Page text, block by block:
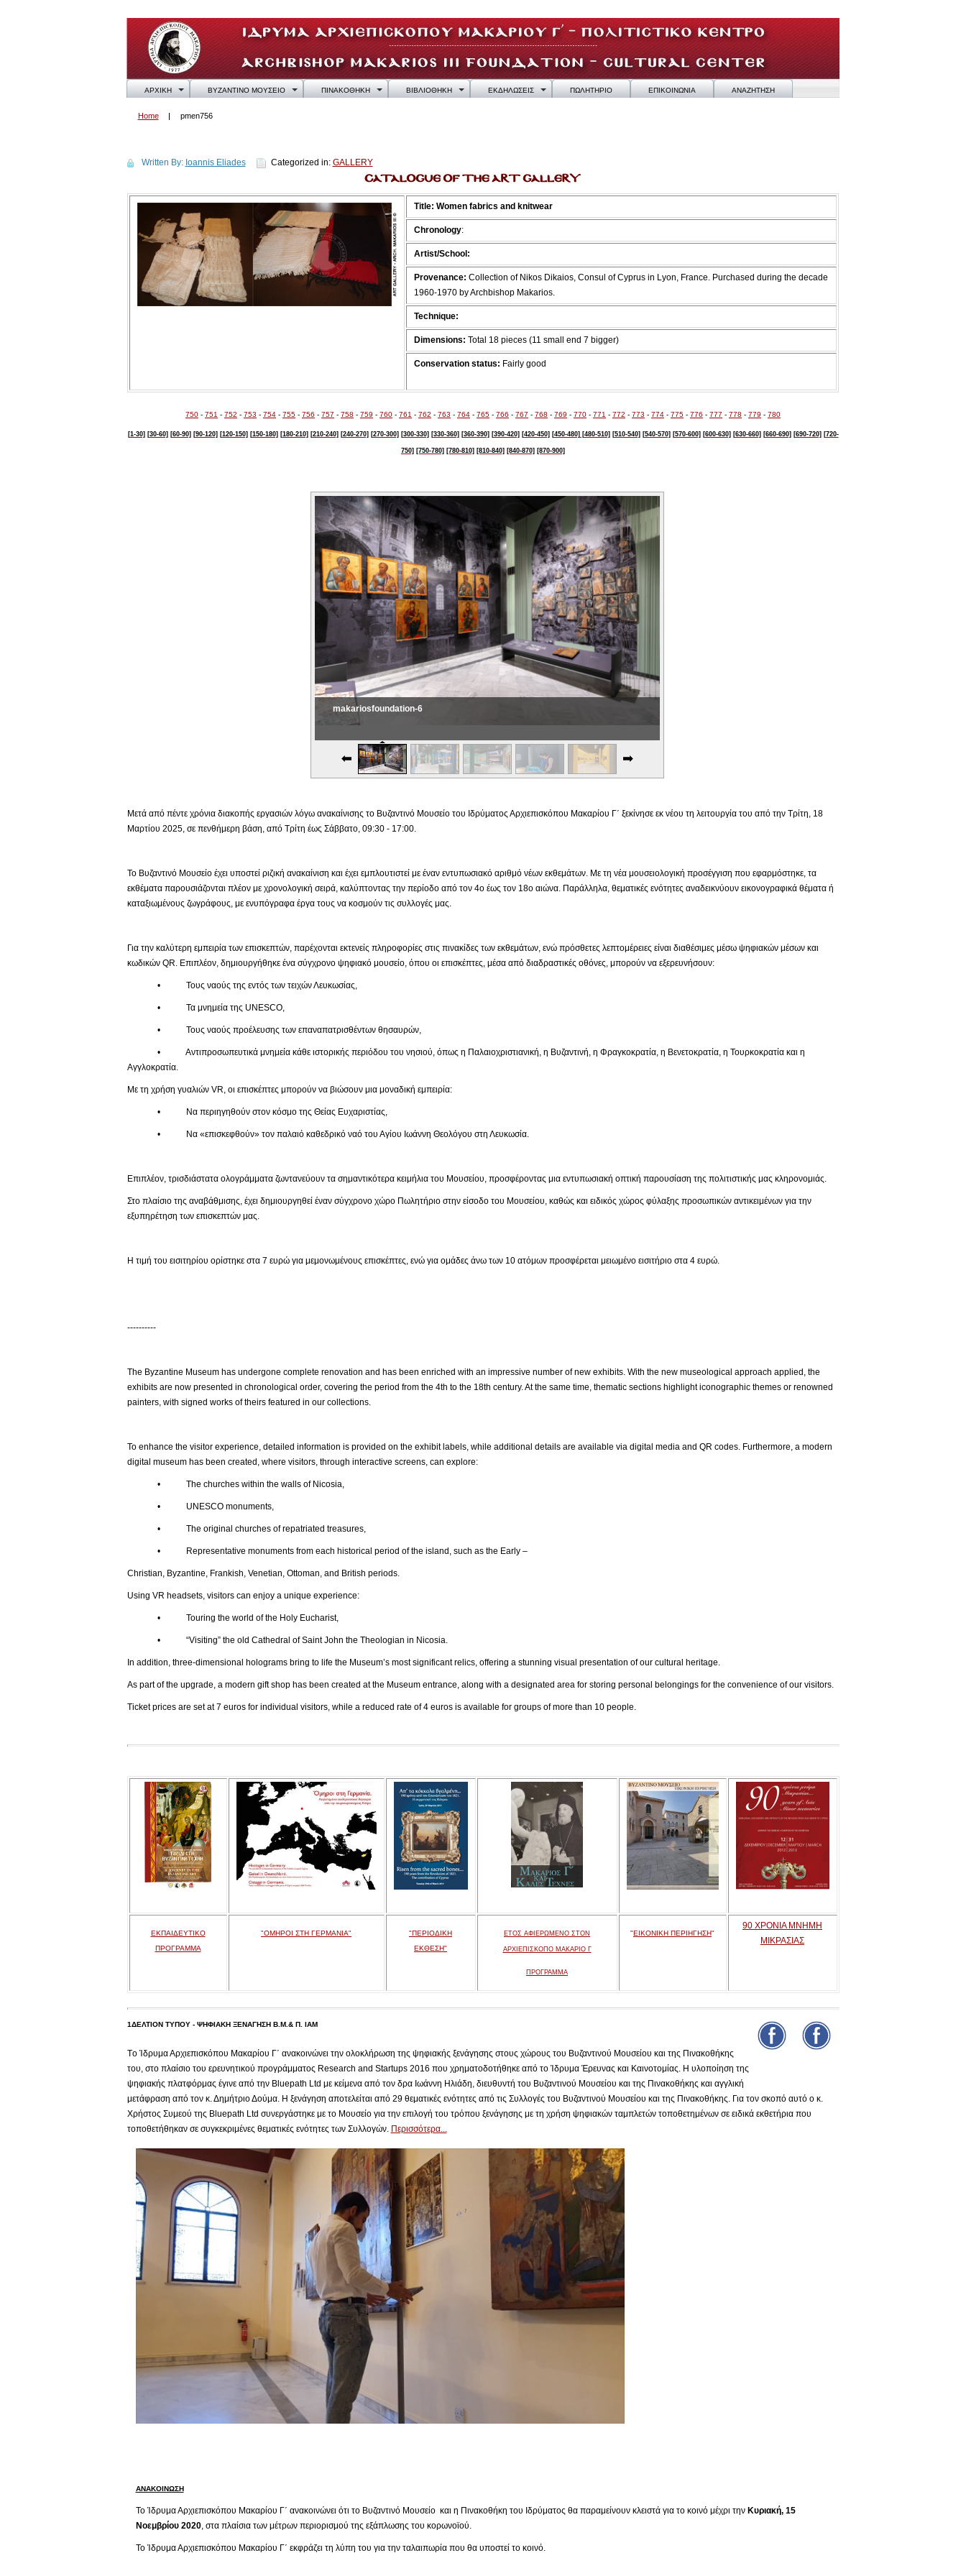
ΑΡΧΙΚΗ ΒΥΖΑΝΤΙΝΟ ΜΟΥΣΕΙΟ ΠΙΝΑΚΟΘΗΚΗ ΒΙΒΛΙΟΘΗΚΗ ΕΚΔΗΛΩΣΕΙΣ ΠΩΛΗΤΗΡΙΟ ΕΠΙΚΟΙΝΩΝΙΑ ΑΝΑΖΗΤΗΣΗ
Home pmen756
Written By: Ioannis Eliades Categorized in: GALLERY
Title: Women fabrics and knitwear
Chronology:
Artist/School:
Provenance: Collection of Nikos Dikaios, Consul of Cyprus in Lyon, France. Purchased during the decade
1960-1970 by Archbishop Makarios.
Technique:
Dimensions: Total 18 pieces (11 small end 7 bigger)
Conservation status: Fairly good
750 - 751 - 752 - 753 - 754 - 755 - 756 - 757 - 758 - 759 - 760 - 761 - 762 - 763 - 764 - 765 - 766 - 767 - 768 - 769 - 770 - 771 - 772 - 773 - 774 - 775 - 776 - 777 - 778 - 779 - 780
[1-30] [30-60] [60-90] [90-120] [120-150] [150-180] [180-210] [210-240] [240-270] [270-300] [300-330] [330-360] [360-390] [390-420] [420-450] [450-480] [480-510] [510-540] [540-570] [570-600] [600-630] [630-660] [660-690] [690-720] [720-
750] [750-780] [780-810] [810-840] [840-870] [870-900]
makariosfoundation-6
makariosfoundation-7
Μετά από πέντε χρόνια διακοπής εργασιών λόγω ανακαίνισης το Βυζαντινό Μουσείο του Ιδρύματος Αρχιεπισκόπου Μακαρίου Γ΄ ξεκίνησε εκ νέου τη λειτουργία του από την Τρίτη, 18
Μαρτίου 2025, σε πενθήμερη βάση, από Τρίτη έως Σάββατο, 09:30 - 17:00.
Το Βυζαντινό Μουσείο έχει υποστεί ριζική ανακαίνιση και έχει εμπλουτιστεί με έναν εντυπωσιακό αριθμό νέων εκθεμάτων. Με τη νέα μουσειολογική προσέγγιση που εφαρμόστηκε, τα
εκθέματα παρουσιάζονται πλέον με χρονολογική σειρά, καλύπτοντας την περίοδο από τον 4ο έως τον 18ο αιώνα. Παράλληλα, θεματικές ενότητες αναδεικνύουν εικονογραφικά θέματα ή
καταξιωμένους ζωγράφους, με ενυπόγραφα έργα τους να κοσμούν τις συλλογές μας.
Για την καλύτερη εμπειρία των επισκεπτών, παρέχονται εκτενείς πληροφορίες στις πινακίδες των εκθεμάτων, ενώ πρόσθετες λεπτομέρειες είναι διαθέσιμες μέσω ψηφιακών μέσων και
κωδικών QR. Επιπλέον, δημιουργήθηκε ένα σύγχρονο ψηφιακό μουσείο, όπου οι επισκέπτες, μέσα από διαδραστικές οθόνες, μπορούν να εξερευνήσουν:
• Τους ναούς της εντός των τειχών Λευκωσίας,
• Τα μνημεία της UNESCO,
• Τους ναούς προέλευσης των επαναπατρισθέντων θησαυρών,
• Αντιπροσωπευτικά μνημεία κάθε ιστορικής περιόδου του νησιού, όπως η Παλαιοχριστιανική, η Βυζαντινή, η Φραγκοκρατία, η Βενετοκρατία, η Τουρκοκρατία και η
Αγγλοκρατία.
Με τη χρήση γυαλιών VR, οι επισκέπτες μπορούν να βιώσουν μια μοναδική εμπειρία:
• Να περιηγηθούν στον κόσμο της Θείας Ευχαριστίας,
• Να «επισκεφθούν» τον παλαιό καθεδρικό ναό του Αγίου Ιωάννη Θεολόγου στη Λευκωσία.
Επιπλέον, τρισδιάστατα ολογράμματα ζωντανεύουν τα σημαντικότερα κειμήλια του Μουσείου, προσφέροντας μια εντυπωσιακή οπτική παρουσίαση της πολιτιστικής μας κληρονομιάς.
Στο πλαίσιο της αναβάθμισης, έχει δημιουργηθεί έναν σύγχρονο χώρο Πωλητήριο στην είσοδο του Μουσείου, καθώς και ειδικός χώρος φύλαξης προσωπικών αντικειμένων για την
εξυπηρέτηση των επισκεπτών μας.
Η τιμή του εισιτηρίου ορίστηκε στα 7 ευρώ για μεμονωμένους επισκέπτες, ενώ για ομάδες άνω των 10 ατόμων προσφέρεται μειωμένο εισιτήριο στα 4 ευρώ.
----------
The Byzantine Museum has undergone complete renovation and has been enriched with an impressive number of new exhibits. With the new museological approach applied, the
exhibits are now presented in chronological order, covering the period from the 4th to the 18th century. At the same time, thematic sections highlight iconographic themes or renowned
painters, with signed works of theirs featured in our collections.
To enhance the visitor experience, detailed information is provided on the exhibit labels, while additional details are available via digital media and QR codes. Furthermore, a modern
digital museum has been created, where visitors, through interactive screens, can explore:
• The churches within the walls of Nicosia,
• UNESCO monuments,
• The original churches of repatriated treasures,
• Representative monuments from each historical period of the island, such as the Early –
Christian, Byzantine, Frankish, Venetian, Ottoman, and British periods.
Using VR headsets, visitors can enjoy a unique experience:
• Touring the world of the Holy Eucharist,
• “Visiting” the old Cathedral of Saint John the Theologian in Nicosia.
In addition, three-dimensional holograms bring to life the Museum’s most significant relics, offering a stunning visual presentation of our cultural heritage.
As part of the upgrade, a modern gift shop has been created at the Museum entrance, along with a designated area for storing personal belongings for the convenience of our visitors.
Ticket prices are set at 7 euros for individual visitors, while a reduced rate of 4 euros is available for groups of more than 10 people.
ΕΚΠΑΙΔΕΥΤΙΚΟ
ΠΡΟΓΡΑΜΜΑ
"ΟΜΗΡΟΙ ΣΤΗ ΓΕΡΜΑΝΙΑ"
"ΠΕΡΙΟΔΙΚΗ
ΕΚΘΕΣΗ"
ΕΤΟΣ ΑΦΙΕΡΩΜΕΝΟ ΣΤΟΝ
ΑΡΧΙΕΠΙΣΚΟΠΟ ΜΑΚΑΡΙΟ Γ
ΠΡΟΓΡΑΜΜΑ
"ΕΙΚΟΝΙΚΗ ΠΕΡΙΗΓΗΣΗ"
90 ΧΡΟΝΙΑ ΜΝΗΜΗ
ΜΙΚΡΑΣΙΑΣ
1ΔΕΛΤΙΟΝ ΤΥΠΟΥ - ΨΗΦΙΑΚΗ ΞΕΝΑΓΗΣΗ Β.Μ.& Π. ΙΑΜ
Tο Ίδρυμα Αρχιεπισκόπου Μακαρίου Γ΄ ανακοινώνει την ολοκλήρωση της ψηφιακής ξενάγησης στους χώρους του Βυζαντινού Μουσείου και της Πινακοθήκης
του, στο πλαίσιο του ερευνητικού προγράμματος Research and Startups 2016 που χρηματοδοτήθηκε από το Ίδρυμα Έρευνας και Καινοτομίας. Η υλοποίηση της
ψηφιακής πλατφόρμας έγινε από την Βluepath Ltd με κείμενα από τον δρα Ιωάννη Ηλιάδη, διευθυντή του Βυζαντινού Μουσείου και της Πινακοθήκης και αγγλική
μετάφραση από τον κ. Δημήτριο Δούμα. Η ξενάγηση αποτελείται από 29 θεματικές ενότητες από τις Συλλογές του Βυζαντινού Μουσείου και της Πινακοθήκης. Για τον σκοπό αυτό ο κ.
Χρήστος Συμεού της Bluepath Ltd συνεργάστηκε με το Μουσείο για την επιλογή του τρόπου ξενάγησης με τη χρήση ψηφιακών ταμπλετών τοποθετημένων σε ειδικά εκθετήρια που
τοποθετήθηκαν σε συγκεκριμένες θεματικές ενότητες των Συλλογών. Περισσότερα...
ΑΝΑΚΟΙΝΩΣΗ
Το Ίδρυμα Αρχιεπισκόπου Μακαρίου Γ΄ ανακοινώνει ότι το Βυζαντινό Μουσείο και η Πινακοθήκη του Ιδρύματος θα παραμείνουν κλειστά για το κοινό μέχρι την Κυριακή, 15
Νοεμβρίου 2020, στα πλαίσια των μέτρων περιορισμού της εξάπλωσης του κορωνοϊού.
Το Ίδρυμα Αρχιεπισκόπου Μακαρίου Γ΄ εκφράζει τη λύπη του για την ταλαιπωρία που θα υποστεί το κοινό.